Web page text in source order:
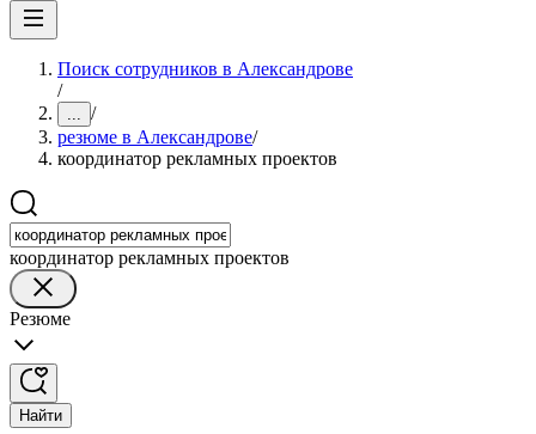
Поиск сотрудников в Александрове
/
... /
резюме в Александрове/
координатор рекламных проектов
координатор рекламных проектов
Резюме
Найти